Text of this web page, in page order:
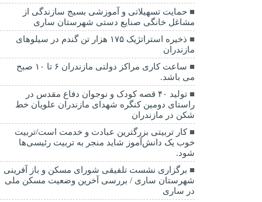
حمایت تسهیلاتی و آموزشی بسیج سازندگی از
مشاغل خانگی صنایع دستی شهرستان ساری
ذخیره استراتژیک ۱۷۵ هزار تن گندم در سیلوهای
مازندران
ساعت کاری مراکز دولتی مازندران ۶ تا ۱۰ صبح
می باشد.
تولید ۴۰ قصه کودک و نوجوان دفاع مقدس در
راستای دومین کنگره شهدای مازندران علویان خط
شکن در مازندران
کار تربیتی بزرگترین عبادت و خدمت است/تربیت
خوب یک دانش‌آموز شاید منجر به تربیت رئیسی‌ها
شود.
برگزاری ‌نشست تلفیقی شورای مسکن و باز آفرینی
شهرستان ساری / بررسی آخرین وضعیت مسکن ملی
در ساری